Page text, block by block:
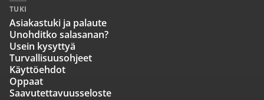
TUKI
Asiakastuki ja palaute
Unohditko salasanan?
Usein kysyttyä
Turvallisuusohjeet
Käyttöehdot
Oppaat
Saavutettavuusseloste